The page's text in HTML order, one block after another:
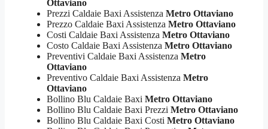
Ottaviano
Prezzi Caldaie Baxi Assistenza Metro Ottaviano
Prezzo Caldaie Baxi Assistenza Metro Ottaviano
Costi Caldaie Baxi Assistenza Metro Ottaviano
Costo Caldaie Baxi Assistenza Metro Ottaviano
Preventivi Caldaie Baxi Assistenza Metro
Ottaviano
Preventivo Caldaie Baxi Assistenza Metro
Ottaviano
Bollino Blu Caldaie Baxi Metro Ottaviano
Bollino Blu Caldaie Baxi Prezzi Metro Ottaviano
Bollino Blu Caldaie Baxi Costi Metro Ottaviano